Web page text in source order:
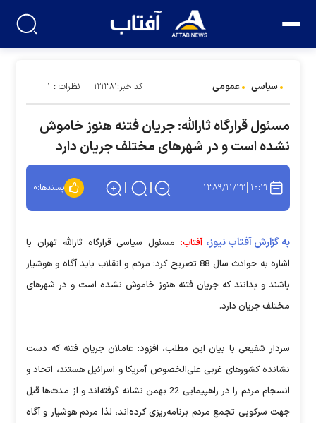
سیاسی عمومی کد خبر:۱۲۱۳۸۱ نظرات : ۱
مسئول قرارگاه ثارالله: جریان فتنه هنوز خاموش
نشده است و در شهرهای مختلف جریان دارد
۱۰:۲۱ ۱۳۸۹/۱۱/۲۲ پسندها:۰
به گزارش آفتاب نیوز، آفتاب: مسئول سیاسی قرارگاه ثارالله تهران با
اشاره به حوادث سال 88 تصریح کرد: مردم و انقلاب باید آگاه و هوشیار
باشند و بدانند که جریان فتنه هنوز خاموش نشده است و در شهرهای
مختلف جریان دارد.
سردار شفیعی با بیان این مطلب، افزود: عاملان جریان فتنه که دست
نشانده کشورهای غربی علی‌الخصوص آمریکا و اسرائیل هستند، اتحاد و
انسجام مردم را در راهپیمایی 22 بهمن نشانه گرفته‌اند و از مدت‌ها قبل
جهت سرکوبی تجمع مردم برنامه‌ریزی کرده‌اند، لذا مردم هوشیار و آگاه